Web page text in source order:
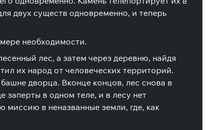
двух существ одновременно, и теперь
необходимости.
лес, а затем через деревню, найдя
их народ от человеческих территорий.
дворца. Вконце концов, лес снова в
заперты в одном теле, и в лесу нет
в неназванные земли, где, как